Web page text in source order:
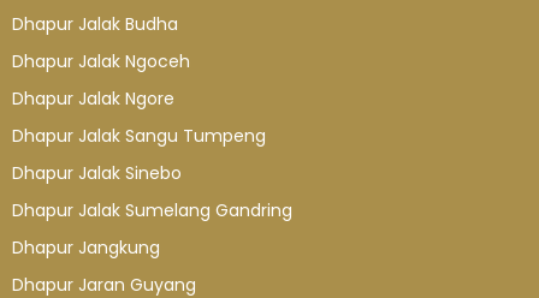
Dhapur Jalak Budha
Dhapur Jalak Ngoceh
Dhapur Jalak Ngore
Dhapur Jalak Sangu Tumpeng
Dhapur Jalak Sinebo
Dhapur Jalak Sumelang Gandring
Dhapur Jangkung
Dhapur Jaran Guyang